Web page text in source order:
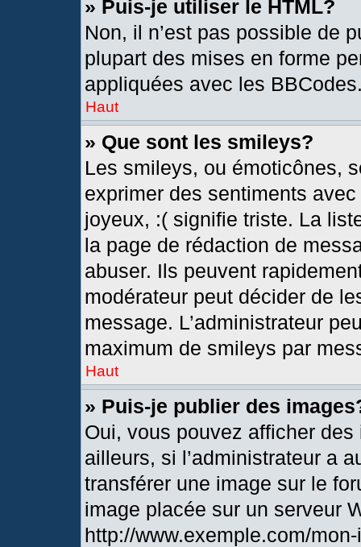
» Puis-je utiliser le HTML?
Non, il n’est pas possible de
plupart des mises en forme
appliquées avec les
Haut
» Que sont les smileys?
Les smileys, ou émoticônes,
exprimer des sentiments
joyeux, :( signifie triste. La
la page de rédaction de
abuser. Ils peuvent
modérateur peut décider de
message. L’administrateur
maximum de smileys par
Haut
» Puis-je publier des
Oui, vous pouvez afficher
ailleurs, si l’administrateur a
transférer une image sur le
image placée sur un serveur
http://www.exemple.com/